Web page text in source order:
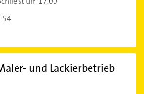
54
und Lackierbetrieb